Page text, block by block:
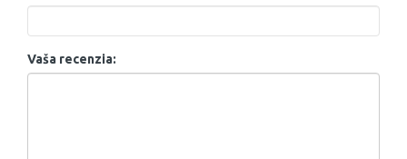
Vaša recenzia: